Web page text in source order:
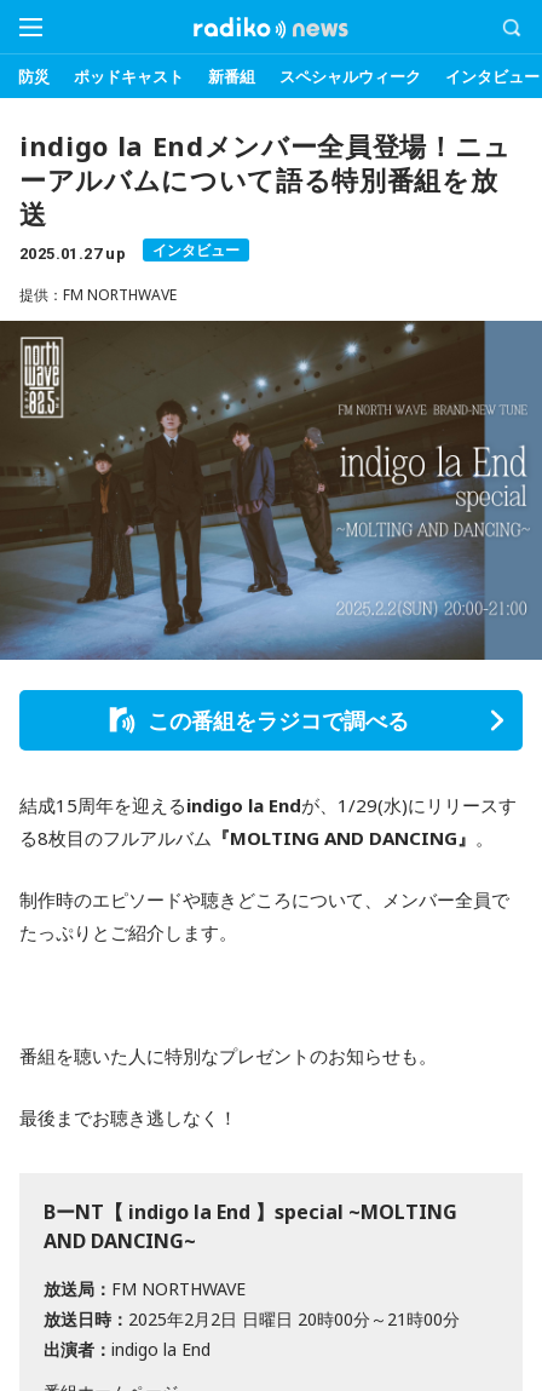
防災 ポッドキャスト 新番組 スペシャルウィーク インタビュー
indigo la Endメンバー全員登場！ニュ
ーアルバムについて語る特別番組を放
送
2025.01.27 up インタビュー
提供：FM NORTHWAVE
この番組をラジコで調べる
結成15周年を迎えるindigo la Endが、1/29(水)にリリースす
る8枚目のフルアルバム 『MOLTING AND DANCING』 。
制作時のエピソードや聴きどころについて、メンバー全員で
たっぷりとご紹介します。
番組を聴いた人に特別なプレゼントのお知らせも。
最後までお聴き逃しなく！
BーNT【 indigo la End 】special ~MOLTING
AND DANCING~
放送局： FM NORTHWAVE
放送日時： 2025年2月2日 日曜日 20時00分～21時00分
出演者： indigo la End